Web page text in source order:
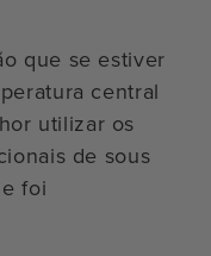
que se estiver
central
utilizar os
de sous
foi